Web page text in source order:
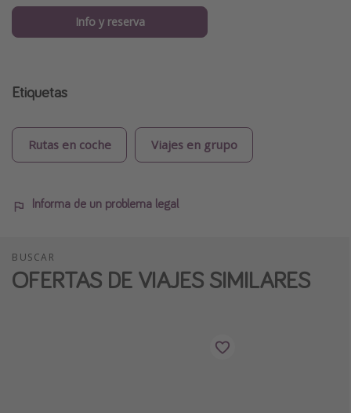
Info y reserva
Etiquetas
Rutas en coche Viajes en grupo
Informa de un problema legal
BUSCAR
OFERTAS DE VIAJES SIMILARES